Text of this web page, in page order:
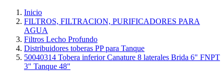
Inicio
FILTROS, FILTRACION, PURIFICADORES PARA
AGUA
Filtros Lecho Profundo
Distribuidores toberas PP para Tanque
50040314 Tobera inferior Canature 8 laterales Brida 6" FNPT
3" Tanque 48"